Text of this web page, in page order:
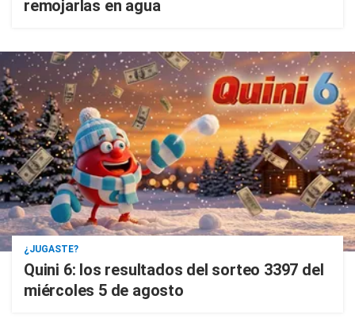
remojarlas en agua
¿JUGASTE?
Quini 6: los resultados del sorteo 3397 del
miércoles 5 de agosto